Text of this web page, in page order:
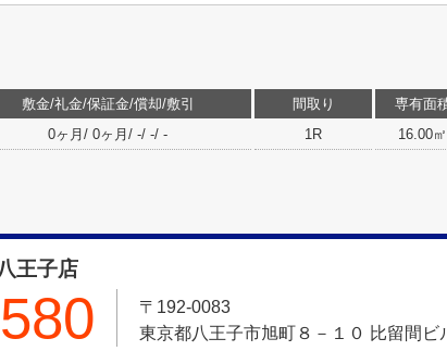
敷金/礼金/保証金/償却/敷引 間取り
専有面
0ヶ月/ 0ヶ月/ -/ -/ - 1R 16.00㎡
王子店
〒192-0083
東京都八王子市旭町８－１０ 比留間ビ